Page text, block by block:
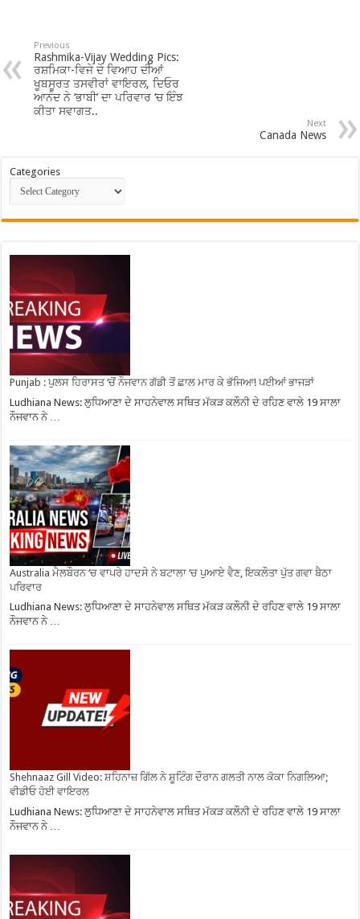
Previous
Rashmika-Vijay Wedding Pics:
ਰਸ਼ਮਿਕਾ-ਵਿਜੇ ਦੇ ਵਿਆਹ ਦੀਆਂ
ਖੂਬਸੂਰਤ ਤਸਵੀਰਾਂ ਵਾਇਰਲ, ਦਿਓਰ
ਆਨੰਦ ਨੇ ‘ਭਾਬੀ’ ਦਾ ਪਰਿਵਾਰ ‘ਚ ਇੰਝ
ਕੀਤਾ ਸਵਾਗਤ..
Next
Canada News
Categories
Punjab : ਪੁਲਸ ਹਿਰਾਸਤ ‘ਚੋਂ ਨੌਜਵਾਨ ਗੱਡੀ ਤੋਂ ਛਾਲ ਮਾਰ ਕੇ ਭੱਜਿਆ! ਪਈਆਂ ਭਾਜੜਾਂ
Ludhiana News: ਲੁਧਿਆਣਾ ਦੇ ਸਾਹਨੇਵਾਲ ਸਥਿਤ ਮੱਕੜ ਕਲੌਨੀ ਦੇ ਰਹਿਣ ਵਾਲੇ 19 ਸਾਲਾ
ਨੌਜਵਾਨ ਨੇ …
Australia ਮੈਲਬੌਰਨ ‘ਚ ਵਾਪਰੇ ਹਾਦਸੇ ਨੇ ਬਟਾਲਾ ‘ਚ ਪੁਆਏ ਵੈਣ, ਇਕਲੌਤਾ ਪੁੱਤ ਗਵਾ ਬੈਠਾ
ਪਰਿਵਾਰ
Ludhiana News: ਲੁਧਿਆਣਾ ਦੇ ਸਾਹਨੇਵਾਲ ਸਥਿਤ ਮੱਕੜ ਕਲੌਨੀ ਦੇ ਰਹਿਣ ਵਾਲੇ 19 ਸਾਲਾ
ਨੌਜਵਾਨ ਨੇ …
Shehnaaz Gill Video: ਸ਼ਹਿਨਾਜ਼ ਗਿੱਲ ਨੇ ਸ਼ੂਟਿੰਗ ਦੌਰਾਨ ਗਲਤੀ ਨਾਲ ਕੋਕਾ ਨਿਗਲਿਆ;
ਵੀਡੀਓ ਹੋਈ ਵਾਇਰਲ
Ludhiana News: ਲੁਧਿਆਣਾ ਦੇ ਸਾਹਨੇਵਾਲ ਸਥਿਤ ਮੱਕੜ ਕਲੌਨੀ ਦੇ ਰਹਿਣ ਵਾਲੇ 19 ਸਾਲਾ
ਨੌਜਵਾਨ ਨੇ …